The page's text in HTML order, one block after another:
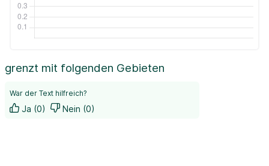
grenzt mit folgenden Gebieten
War der Text hilfreich?
Ja (0) Nein (0)